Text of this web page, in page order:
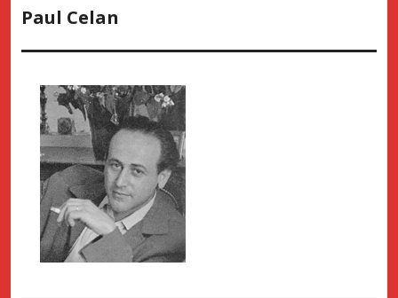
Paul Celan